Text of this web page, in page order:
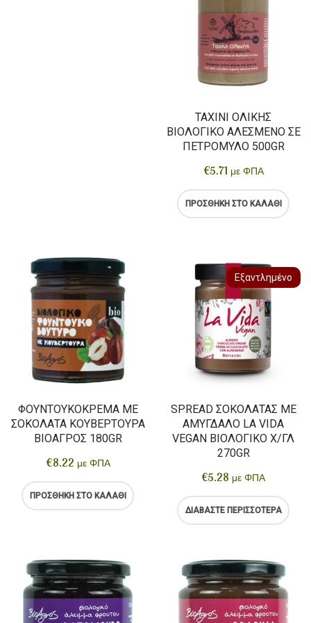
ΤΑΧΊΝΙ ΟΛΙΚΉΣ
ΒΙΟΛΟΓΙΚΌ ΑΛΕΣΜΈΝΟ ΣΕ
ΠΕΤΡΌΜΥΛΟ 500GR
€5.71 με ΦΠΑ
ΠΡΟΣΘΉΚΗ ΣΤΟ ΚΑΛΆΘΙ
ΦΟΥΝΤΟΥΚΌΚΡΕΜΑ ΜΕ
ΣΟΚΟΛΆΤΑ ΚΟΥΒΕΡΤΟΎΡΑ
ΒΙΟΑΓΡΌΣ 180GR
€8.22 με ΦΠΑ
ΠΡΟΣΘΉΚΗ ΣΤΟ ΚΑΛΆΘΙ
Εξαντλημένο
SPREAD ΣΟΚΟΛΆΤΑΣ ΜΕ
ΑΜΎΓΔΑΛΟ LA VIDA
VEGAN ΒΙΟΛΟΓΙΚΌ X/ΓΛ
270GR
€5.28 με ΦΠΑ
ΔΙΑΒΆΣΤΕ ΠΕΡΙΣΣΌΤΕΡΑ